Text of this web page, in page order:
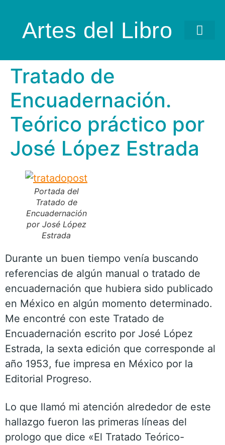
Artes del Libro
Tratado de
Encuadernación.
Teórico práctico por
José López Estrada
Portada del
Tratado de
Encuadernación
por José López
Estrada
Durante un buen tiempo venía buscando
referencias de algún manual o tratado de
encuadernación que hubiera sido publicado
en México en algún momento determinado.
Me encontré con este Tratado de
Encuadernación escrito por José López
Estrada, la sexta edición que corresponde al
año 1953, fue impresa en México por la
Editorial Progreso.
Lo que llamó mi atención alrededor de este
hallazgo fueron las primeras líneas del
prologo que dice «El Tratado Teórico-